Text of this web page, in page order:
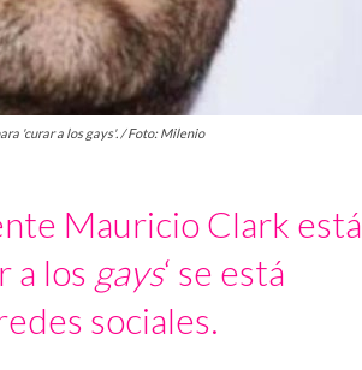
'curar a los gays'. / Foto: Milenio
Mauricio Clark está
a los gays‘ se está
sociales.